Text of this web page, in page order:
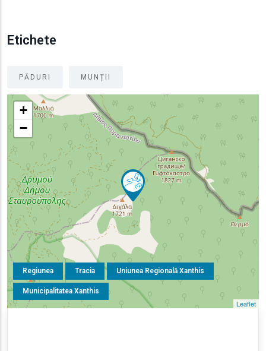
Etichete
PĂDURI MUNȚII
Regiunea Tracia Uniunea Regională Xanthis
Municipalitatea Xanthis
+
−
Leaflet